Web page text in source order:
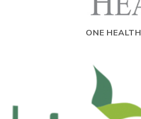
ONE HEALTH